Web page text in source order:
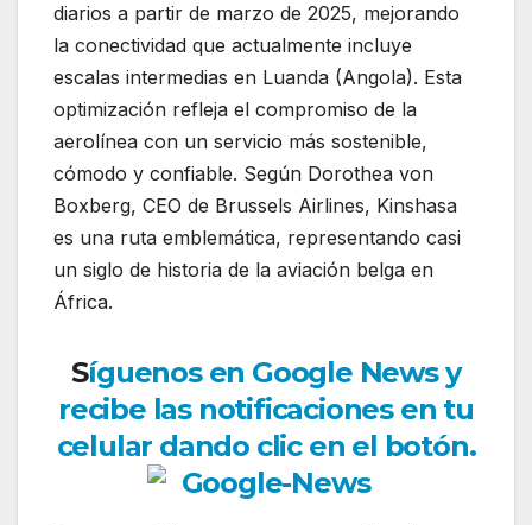
diarios a partir de marzo de 2025, mejorando
la conectividad que actualmente incluye
escalas intermedias en Luanda (Angola). Esta
optimización refleja el compromiso de la
aerolínea con un servicio más sostenible,
cómodo y confiable. Según Dorothea von
Boxberg, CEO de Brussels Airlines, Kinshasa
es una ruta emblemática, representando casi
un siglo de historia de la aviación belga en
África.
Síguenos en Google News y
recibe las notificaciones en tu
celular dando clic en el botón.